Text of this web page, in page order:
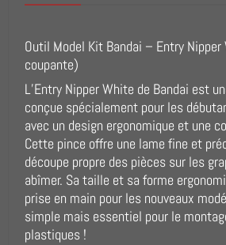
Outil Model Kit Bandai – Entry
coupante)
L’Entry Nipper White de Bandai est
conçue spécialement pour les
avec un design ergonomique et une
Cette pince offre une lame fine et
découpe propre des pièces sur les
abîmer. Sa taille et sa forme
prise en main pour les nouveaux
simple mais essentiel pour le
plastiques !